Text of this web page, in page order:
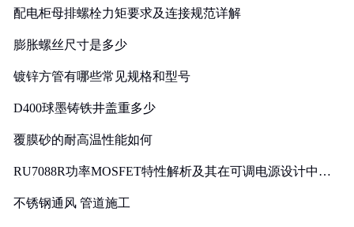
配电柜母排螺栓力矩要求及连接规范详解
膨胀螺丝尺寸是多少
镀锌方管有哪些常见规格和型号
D400球墨铸铁井盖重多少
覆膜砂的耐高温性能如何
RU7088R功率MOSFET特性解析及其在可调电源设计中的
不锈钢通风 管道施工